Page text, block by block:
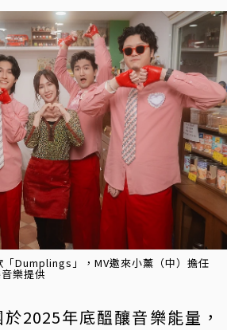
Dumplings」，MV邀來小薰（中）擔任
樂提供
2025年底醞釀音樂能量，